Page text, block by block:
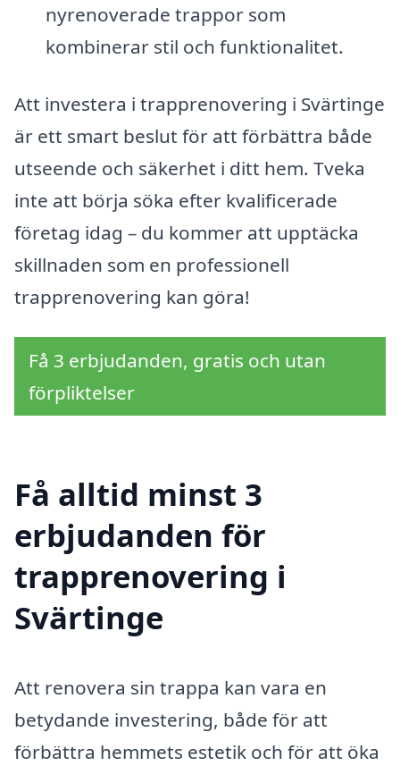
nyrenoverade trappor som
kombinerar stil och funktionalitet.
Att investera i trapprenovering i Svärtinge
är ett smart beslut för att förbättra både
utseende och säkerhet i ditt hem. Tveka
inte att börja söka efter kvalificerade
företag idag – du kommer att upptäcka
skillnaden som en professionell
trapprenovering kan göra!
Få 3 erbjudanden, gratis och utan
förpliktelser
Få alltid minst 3
erbjudanden för
trapprenovering i
Svärtinge
Att renovera sin trappa kan vara en
betydande investering, både för att
förbättra hemmets estetik och för att öka